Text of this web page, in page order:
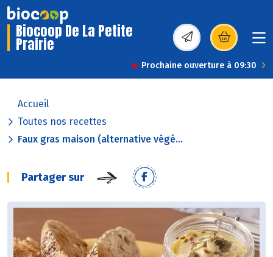
Biocoop De La Petite
Prairie (s’ouvre dans une
Prochaine ouverture à 09:30
Accueil
Toutes nos recettes
Faux gras maison (alternative végé...
Partager sur